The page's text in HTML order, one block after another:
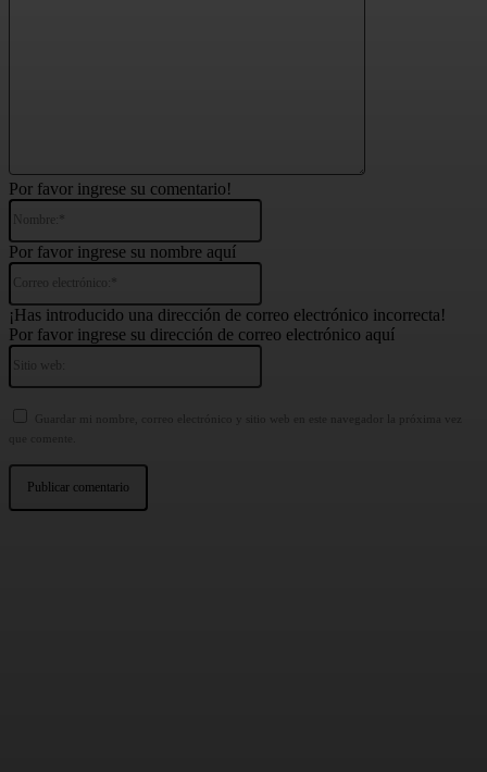
Por favor ingrese su comentario!
Nombre:*
Por favor ingrese su nombre aquí
Correo
¡Has introducido una dirección de correo electrónico incorrecta!
Por favor ingrese su dirección de correo electrónico aquí
Sitio
Guardar mi nombre, correo electrónico y sitio web en este navegador la próxima vez